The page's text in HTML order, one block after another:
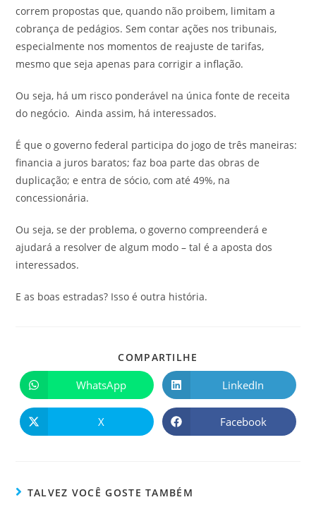
correm propostas que, quando não proibem, limitam a
cobrança de pedágios. Sem contar ações nos tribunais,
especialmente nos momentos de reajuste de tarifas,
mesmo que seja apenas para corrigir a inflação.
Ou seja, há um risco ponderável na única fonte de receita
do negócio. Ainda assim, há interessados.
É que o governo federal participa do jogo de três maneiras:
financia a juros baratos; faz boa parte das obras de
duplicação; e entra de sócio, com até 49%, na
concessionária.
Ou seja, se der problema, o governo compreenderá e
ajudará a resolver de algum modo – tal é a aposta dos
interessados.
E as boas estradas? Isso é outra história.
COMPARTILHE
WhatsApp LinkedIn
X Facebook
TALVEZ VOCÊ GOSTE TAMBÉM